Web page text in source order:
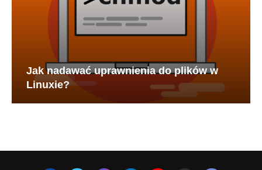
Jak nadawać uprawnienia do plików w
Linuxie?